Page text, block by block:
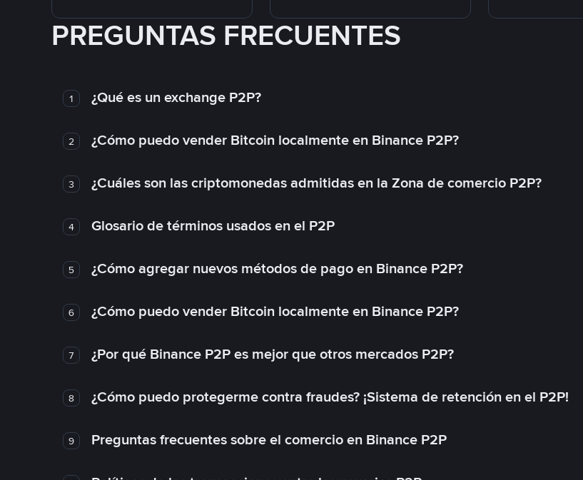
PREGUNTAS FRECUENTES
1 ¿Qué es un exchange P2P?
2 ¿Cómo puedo vender Bitcoin localmente en Binance P2P?
3 ¿Cuáles son las criptomonedas admitidas en la Zona de comercio P2P?
4 Glosario de términos usados en el P2P
5 ¿Cómo agregar nuevos métodos de pago en Binance P2P?
6 ¿Cómo puedo vender Bitcoin localmente en Binance P2P?
7 ¿Por qué Binance P2P es mejor que otros mercados P2P?
8 ¿Cómo puedo protegerme contra fraudes? ¡Sistema de retención en el P2P!
9 Preguntas frecuentes sobre el comercio en Binance P2P